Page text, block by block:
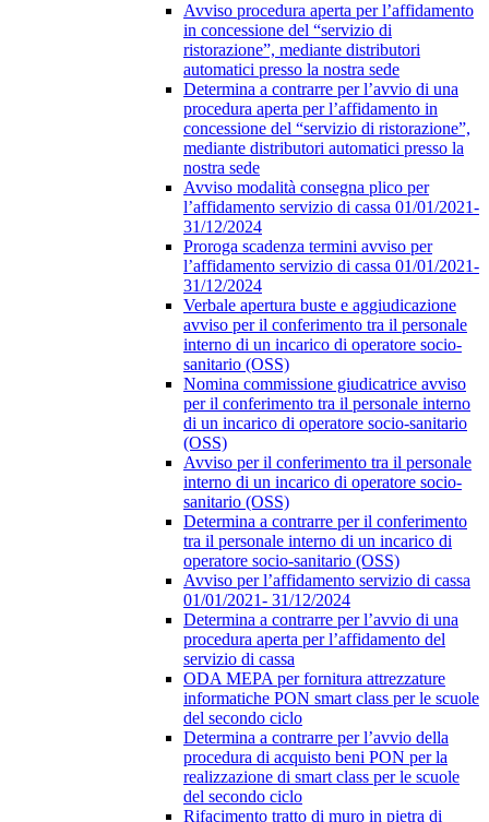
Avviso procedura aperta per l’affidamento
in concessione del “servizio di
ristorazione”, mediante distributori
automatici presso la nostra sede
Determina a contrarre per l’avvio di una
procedura aperta per l’affidamento in
concessione del “servizio di ristorazione”,
mediante distributori automatici presso la
nostra sede
Avviso modalità consegna plico per
l’affidamento servizio di cassa 01/01/2021-
31/12/2024
Proroga scadenza termini avviso per
l’affidamento servizio di cassa 01/01/2021-
31/12/2024
Verbale apertura buste e aggiudicazione
avviso per il conferimento tra il personale
interno di un incarico di operatore socio-
sanitario (OSS)
Nomina commissione giudicatrice avviso
per il conferimento tra il personale interno
di un incarico di operatore socio-sanitario
(OSS)
Avviso per il conferimento tra il personale
interno di un incarico di operatore socio-
sanitario (OSS)
Determina a contrarre per il conferimento
tra il personale interno di un incarico di
operatore socio-sanitario (OSS)
Avviso per l’affidamento servizio di cassa
01/01/2021- 31/12/2024
Determina a contrarre per l’avvio di una
procedura aperta per l’affidamento del
servizio di cassa
ODA MEPA per fornitura attrezzature
informatiche PON smart class per le scuole
del secondo ciclo
Determina a contrarre per l’avvio della
procedura di acquisto beni PON per la
realizzazione di smart class per le scuole
del secondo ciclo
Rifacimento tratto di muro in pietra di